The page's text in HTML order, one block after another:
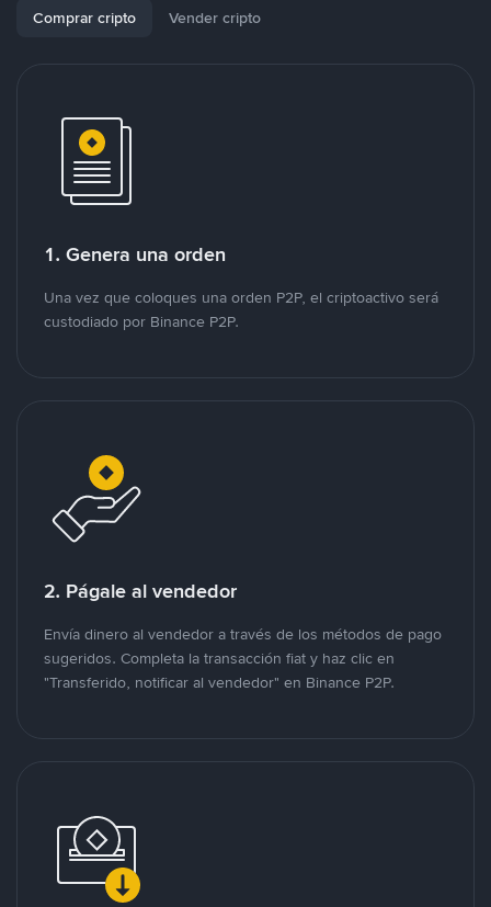
Comprar cripto Vender cripto
1. Genera una orden
Una vez que coloques una orden P2P, el criptoactivo será
custodiado por Binance P2P.
2. Págale al vendedor
Envía dinero al vendedor a través de los métodos de pago
sugeridos. Completa la transacción fiat y haz clic en
"Transferido, notificar al vendedor" en Binance P2P.